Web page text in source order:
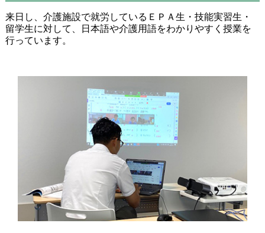
来日し、介護施設で就労しているＥＰＡ生・技能実習生・
留学生に対して、日本語や介護用語をわかりやすく授業を
行っています。